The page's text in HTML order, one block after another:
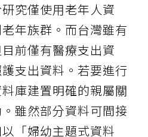
究僅使用老年人資
年族群。而台灣雖有
前僅有醫療支出資
支出資料。若要進行
庫建置明確的親屬關
雖然部分資料可間接
「婦幼主題式資料